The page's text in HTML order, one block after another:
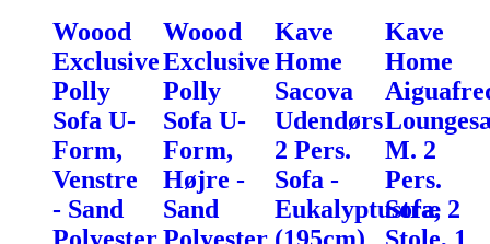
Woood
Exclusive
Polly
Sofa U-
Form,
Venstre
- Sand
Polyester
Woood
Exclusive
Polly
Sofa U-
Form,
Højre -
Sand
Polyester
Kave
Home
Sacova
Udendørs
2 Pers.
Sofa -
Eukalyptustræ
(195cm)
Kave
Home
M. 2
Pers.
Sofa, 2
Stole, 1